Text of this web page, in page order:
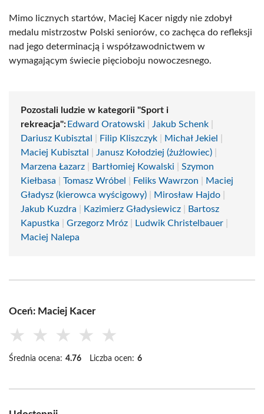
Mimo licznych startów, Maciej Kacer nigdy nie zdobył
medalu mistrzostw Polski seniorów, co zachęca do refleksji
nad jego determinacją i współzawodnictwem w
wymagającym świecie pięcioboju nowoczesnego.
Pozostali ludzie w kategorii "Sport i
rekreacja": Edward Oratowski Jakub Schenk
Dariusz Kubisztal
Filip Kliszczyk Michał Jekiel
Maciej Kubisztal
Janusz Kołodziej (żużlowiec)
Marzena Łazarz
Bartłomiej Kowalski
Szymon
Kiełbasa
Tomasz Wróbel Feliks Wawrzon
Maciej
Gładysz (kierowca wyścigowy)
Mirosław Hajdo
Jakub Kuzdra
Kazimierz Gładysiewicz
Bartosz
Kapustka
Grzegorz Mróz Ludwik Christelbauer
Maciej Nalepa
Oceń: Maciej Kacer
★ ★ ★ ★ ★
Średnia ocena: 4.76 Liczba ocen: 6